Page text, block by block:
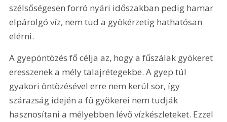
szélsőségesen forró nyári időszakban pedig hamar
elpárolgó víz, nem tud a gyökérzetig hathatósan
elérni.
A gyepöntözés fő célja az, hogy a fűszálak gyökeret
eresszenek a mély talajrétegekbe. A gyep túl
gyakori öntözésével erre nem kerül sor, így
szárazság idején a fű gyökerei nem tudják
hasznosítani a mélyebben lévő vízkészleteket. Ezzel